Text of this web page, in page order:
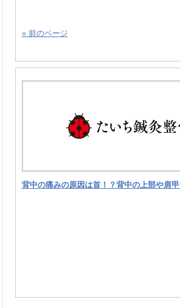
« 前のページ
背中の痛みの原因は首！？背中の上部や肩